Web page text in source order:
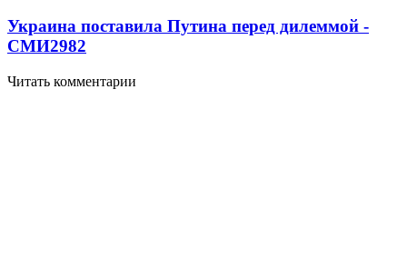
Украина поставила Путина перед дилеммой -
СМИ2982
Читать комментарии